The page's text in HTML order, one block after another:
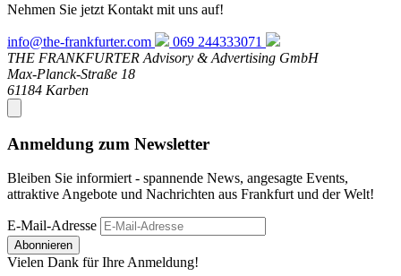
Nehmen Sie jetzt Kontakt mit uns auf!
info@the-frankfurter.com
069 244333071
THE FRANKFURTER Advisory & Advertising GmbH
Max-Planck-Straße 18
61184 Karben
Anmeldung zum Newsletter
Bleiben Sie informiert - spannende News, angesagte Events,
attraktive Angebote und Nachrichten aus Frankfurt und der Welt!
E-Mail-Adresse
Abonnieren
Vielen Dank für Ihre Anmeldung!